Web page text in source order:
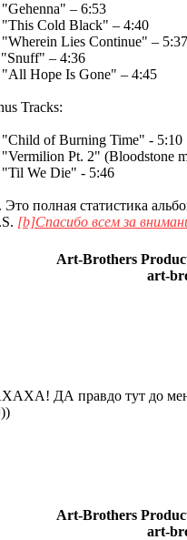
– 6:53
"This Cold Black" – 4:40
"Wherein Lies Continue" – 5:37
"Snuff" – 4:36
"All Hope Is Gone" – 4:45
Tracks:
"Child of Burning Time" - 5:10
"Vermilion Pt. 2" (Bloodstone
"Til We Die" - 5:46
Это полная статистика
[b]Спасибо всем за
Art-Brothers
art-
ДА правдо тут до
Art-Brothers
art-